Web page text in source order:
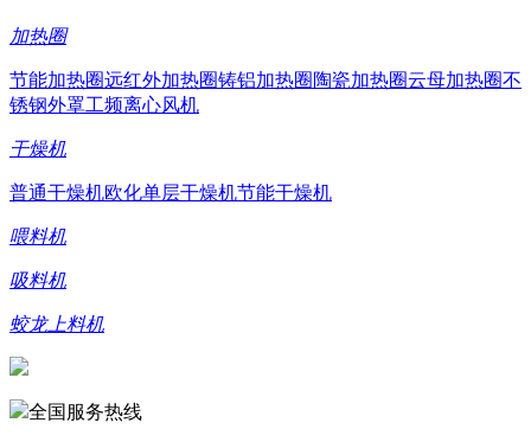
加热圈
节能加热圈远红外加热圈铸铝加热圈 陶瓷加热圈云母加热圈不
锈钢外罩工频离心风机
干燥机
普通干燥机欧化单层干燥机节能干燥机
喂料机
吸料机
蛟龙上料机
全国服务热线